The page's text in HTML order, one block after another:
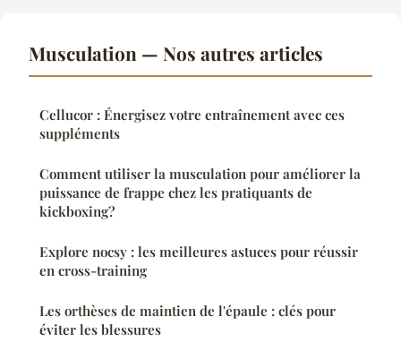
Musculation — Nos autres articles
Cellucor : Énergisez votre entraînement avec ces
suppléments
Comment utiliser la musculation pour améliorer la
puissance de frappe chez les pratiquants de
kickboxing?
Explore nocsy : les meilleures astuces pour réussir
en cross-training
Les orthèses de maintien de l'épaule : clés pour
éviter les blessures